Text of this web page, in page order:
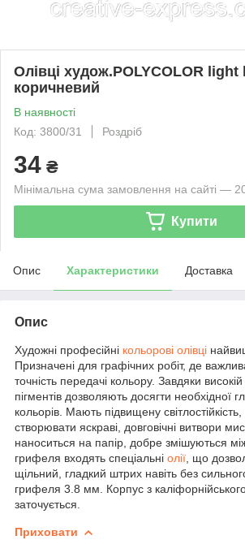
Олівці худож.POLYCOLOR light
коричневий
В наявності
Код: 3800/31
Роздріб
34 ₴
Мінімальна сума замовлення на сайті —
Купити
Опис Характеристики Доставка
Опис
Художні професійні кольорові олівці
Призначені для графічних робіт, де важлива
точність передачі кольору. Завдяки високій
пігментів дозволяють досягти необхідної
кольорів. Мають підвищену
створювати яскраві, довговічні витвори
наноситься на папір, добре змішуються
грифеля входять спеціальні олії , що
щільний, гладкий штрих навіть без
грифеля 3.8 мм. Корпус з
заточується.
Приховати